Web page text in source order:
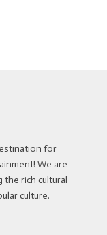
for
We are
rich cultural
culture.